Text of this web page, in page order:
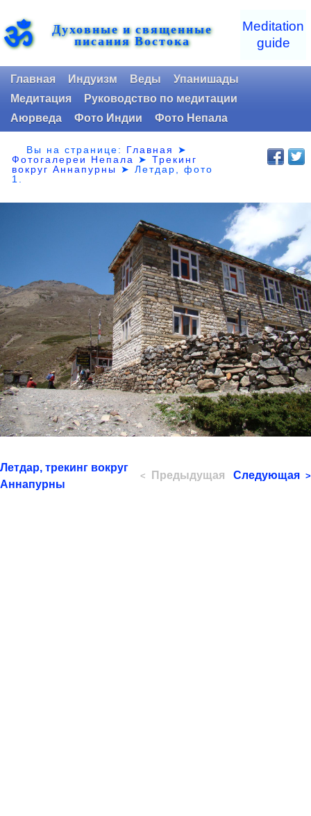
ॐ Духовные и священные
писания Востока
Meditation
guide
Главная Индуизм Веды
Упанишады
Медитация
Руководство по медитации
Аюрведа
Фото Индии Фото Непала
Вы на странице: Главная
➤
Фотогалереи Непала
➤Трекинг
вокруг Аннапурны ➤ Летдар,фото
1.
Летдар, трекинг вокруг
Аннапурны
< Предыдущая Следующая >